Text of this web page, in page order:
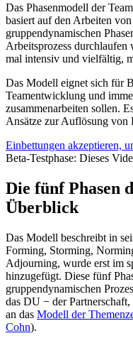
Das Phasenmodell der
basiert auf den Arbeiten
gruppendynamischen
Arbeitsprozess durchlaufen
mal intensiv und vielfältig,
Das Modell eignet sich für
Teamentwicklung und
zusammenarbeiten sollen.
Ansätze zur Auflösung
Einbettungen akzeptieren,
Beta-Testphase: Dieses
Die fünf Phasen
Überblick
Das Modell beschreibt in
Forming, Storming,
Adjourning, wurde erst im
hinzugefügt. Diese fünf
gruppendynamischen
das DU − der
an das Modell der
Cohn).